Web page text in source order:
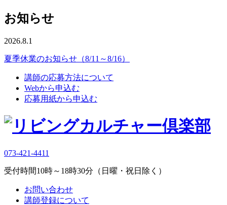
お知らせ
2026.8.1
夏季休業のお知らせ（8/11～8/16）
講師の応募方法について
Webから申込む
応募用紙から申込む
073-421-4411
受付時間10時～18時30分（日曜・祝日除く）
お問い合わせ
講師登録について